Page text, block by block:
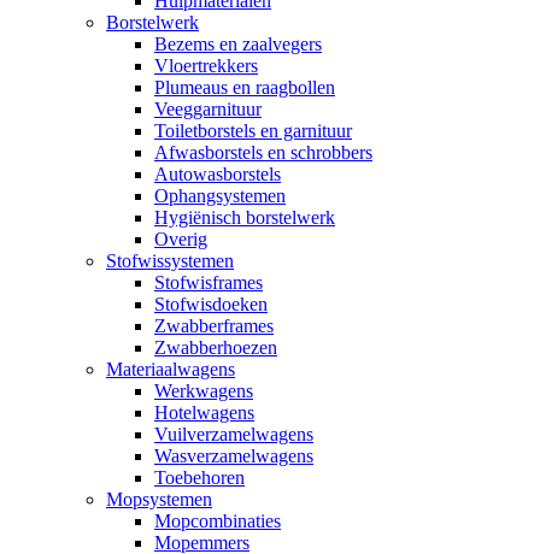
Borstelwerk
Bezems en zaalvegers
Vloertrekkers
Plumeaus en raagbollen
Veeggarnituur
Toiletborstels en garnituur
Afwasborstels en schrobbers
Autowasborstels
Ophangsystemen
Hygiënisch borstelwerk
Overig
Stofwissystemen
Stofwisframes
Stofwisdoeken
Zwabberframes
Zwabberhoezen
Materiaalwagens
Werkwagens
Hotelwagens
Vuilverzamelwagens
Wasverzamelwagens
Toebehoren
Mopsystemen
Mopcombinaties
Mopemmers